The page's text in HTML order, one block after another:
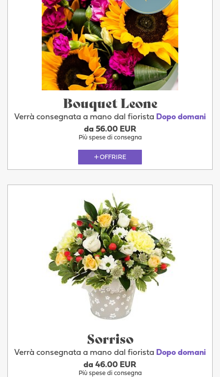
Bouquet Leone
Verrà consegnata a mano dal fiorista Dopo domani
da 56.00 EUR
Più spese di consegna
OFFRIRE
Sorriso
Verrà consegnata a mano dal fiorista Dopo domani
da 46.00 EUR
Più spese di consegna